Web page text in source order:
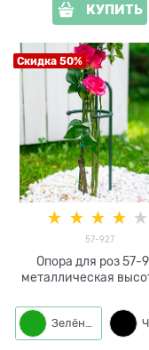
КУПИТЬ
Скидка 50%
57-927
Опора для роз 57-
металлическая
Зелёный